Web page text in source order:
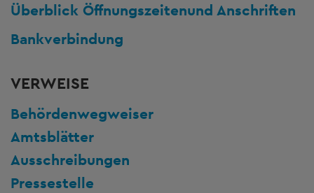
Überblick Öffnungszeitenund Anschriften
Bankverbindung
VERWEISE
Behördenwegweiser
Amtsblätter
Ausschreibungen
Pressestelle